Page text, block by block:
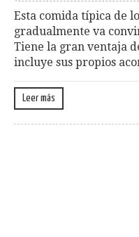
Esta comida típica de
gradualmente va
Tiene la gran ventaja
incluye sus propios
Leer más